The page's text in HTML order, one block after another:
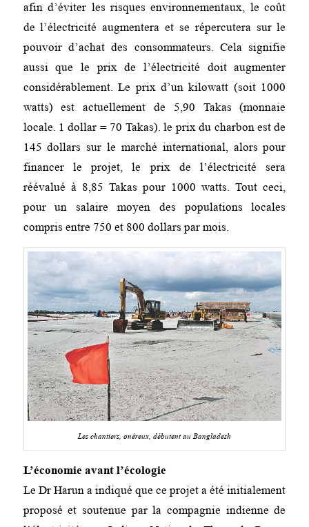
afin d’éviter les risques environnementaux, le coût
de l’électricité augmentera et se répercutera sur le
pouvoir d’achat des consommateurs. Cela signifie
aussi que le prix de l’électricité doit augmenter
considérablement. Le prix d’un kilowatt (soit 1000
watts) est actuellement de 5,90 Takas (monnaie
locale. 1 dollar = 70 Takas). le prix du charbon est de
145 dollars sur le marché international, alors pour
financer le projet, le prix de l’électricité sera
réévalué à 8,85 Takas pour 1000 watts. Tout ceci,
pour un salaire moyen des populations locales
compris entre 750 et 800 dollars par mois.
Les chantiers, onéreux, débutent au Bangladesh
L’économie avant l’écologie
Le Dr Harun a indiqué que ce projet a été initialement
proposé et soutenue par la compagnie indienne de